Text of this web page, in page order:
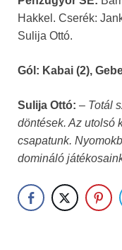
Hakkel. Cserék:
Sulija Ottó.
Gól: Kabai (2),
Sulija Ottó: – Totál
döntések. Az utolsó
csapatunk.
domináló